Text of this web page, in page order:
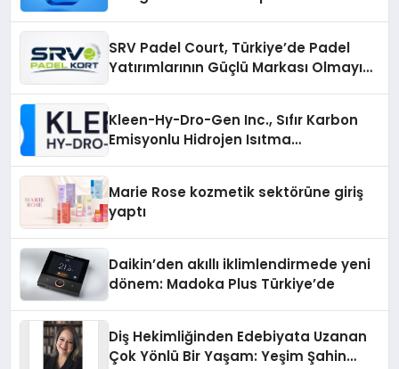
SRV Padel Court, Türkiye’de Padel
Yatırımlarının Güçlü Markası Olmayı
Kleen-Hy-Dro-Gen Inc., Sıfır Karbon
Emisyonlu Hidrojen Isıtma
Marie Rose kozmetik sektörüne giriş
yaptı
Daikin’den akıllı iklimlendirmede yeni
dönem: Madoka Plus Türkiye’de
Diş Hekimliğinden Edebiyata Uzanan
Çok Yönlü Bir Yaşam: Yeşim Şahin